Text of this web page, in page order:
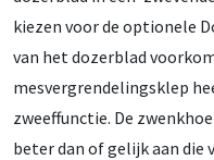
kiezen voor de optionele
van het dozerblad
mesvergrendelingsklep
zweeffunctie. De
beter dan of gelijk aan die